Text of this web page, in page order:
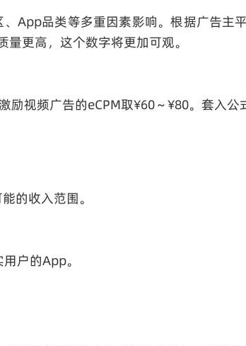
App品类等多重因素影响。根据广告主
更高，这个数字将更加可观。
视频广告的eCPM取¥60～¥80。套入公
的收入范围。
户的App。